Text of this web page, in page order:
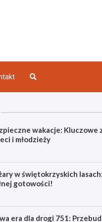
wakacje: Kluczowe
i młodzieży
w świętokrzyskich
gotowości!
era dla drogi 751: